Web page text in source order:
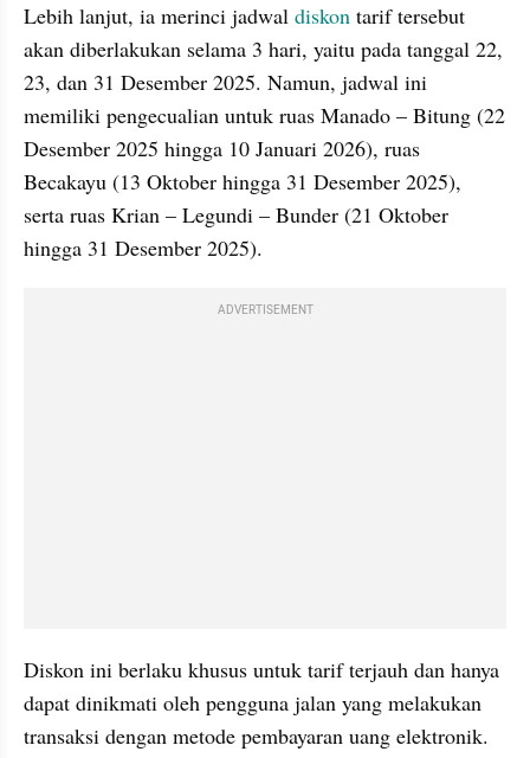
Lebih lanjut, ia merinci jadwal diskon tarif tersebut
akan diberlakukan selama 3 hari, yaitu pada tanggal 22,
23, dan 31 Desember 2025. Namun, jadwal ini
memiliki pengecualian untuk ruas Manado – Bitung (22
Desember 2025 hingga 10 Januari 2026), ruas
Becakayu (13 Oktober hingga 31 Desember 2025),
serta ruas Krian – Legundi – Bunder (21 Oktober
hingga 31 Desember 2025).
ADVERTISEMENT
Diskon ini berlaku khusus untuk tarif terjauh dan hanya
dapat dinikmati oleh pengguna jalan yang melakukan
transaksi dengan metode pembayaran uang elektronik.